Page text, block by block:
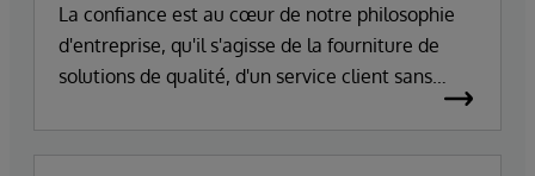
La confiance est au cœur de notre philosophie
d'entreprise, qu'il s'agisse de la fourniture de
solutions de qualité, d'un service client sans